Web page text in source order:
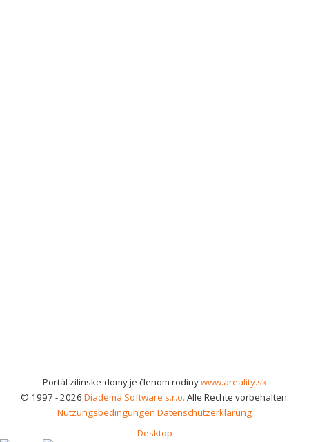
Portál zilinske-domy je členom rodinywww.areality.sk
© 1997 - 2026 Diadema Software s.r.o. Alle Rechte vorbehalten.
Nutzungsbedingungen Datenschutzerklärung
Desktop